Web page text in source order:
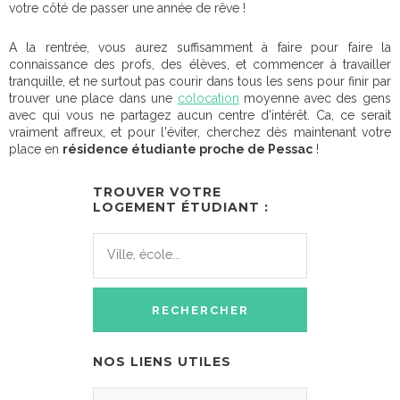
votre côté de passer une année de rêve !
A la rentrée, vous aurez suffisamment à faire pour faire la
connaissance des profs, des élèves, et commencer à travailler
tranquille, et ne surtout pas courir dans tous les sens pour finir par
trouver une place dans une colocation moyenne avec des gens
avec qui vous ne partagez aucun centre d'intérêt. Ca, ce serait
vraiment affreux, et pour l'éviter, cherchez dès maintenant votre
place en résidence étudiante proche de Pessac !
TROUVER VOTRE
LOGEMENT ÉTUDIANT :
NOS LIENS UTILES